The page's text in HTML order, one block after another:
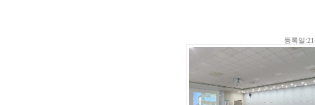
등록일